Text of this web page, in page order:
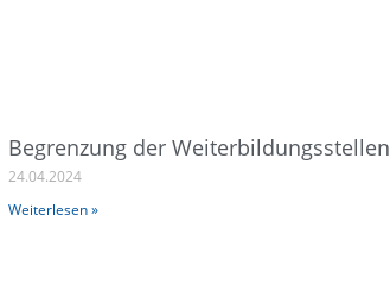
Begrenzung der Weiterbildungsstellen
24.04.2024
Weiterlesen »